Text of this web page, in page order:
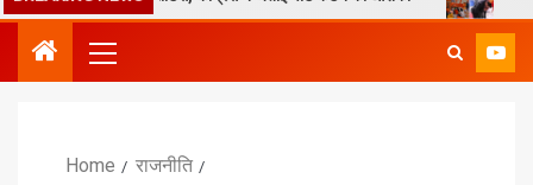
Home
राजनीति